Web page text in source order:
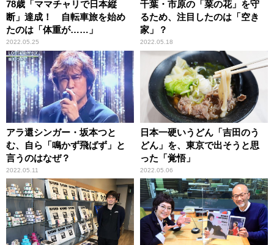
78歳「ママチャリで日本縦
断」達成！ 自転車旅を始め
たのは「体重が……」
2022.05.25
千葉・市原の「菜の花」を守
るため、注目したのは「空き
家」？
2022.05.18
アラ還シンガー・坂本つと
む、自ら「鳴かず飛ばず」と
言うのはなぜ？
2022.05.11
日本一硬いうどん「吉田のう
どん」を、東京で出そうと思
った「覚悟」
2022.05.06